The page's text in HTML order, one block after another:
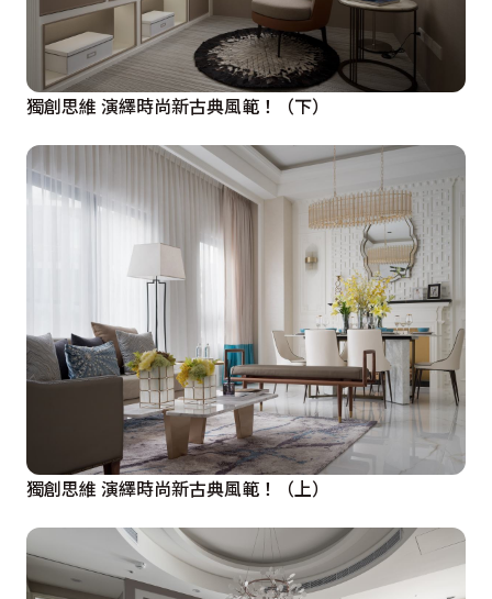
獨創思維 演繹時尚新古典風範！（下）
獨創思維 演繹時尚新古典風範！（上）